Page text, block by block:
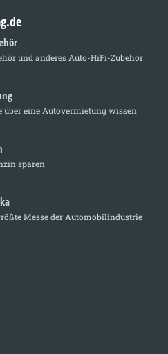
und anderes Auto-HiFi-Zubehör
über eine Autovermietung wissen
sparen
Messe der Automobilindustrie